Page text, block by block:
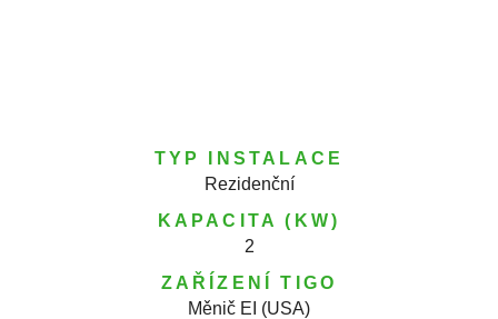
TYP INSTALACE
Rezidenční
KAPACITA (KW)
2
ZAŘÍZENÍ TIGO
Měnič EI (USA)